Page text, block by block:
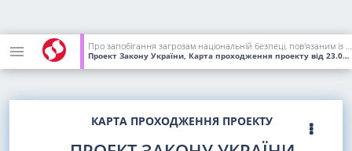
Про запобігання загрозам національній безпеці, пов'язаним із надмірним впливом осіб, які мають значну економічну та політичну вагу в суспільному житті (олігархів)
Проект Закону України, Карта проходження проекту від 23.09.2021
КАРТА ПРОХОДЖЕННЯ ПРОЕКТУ